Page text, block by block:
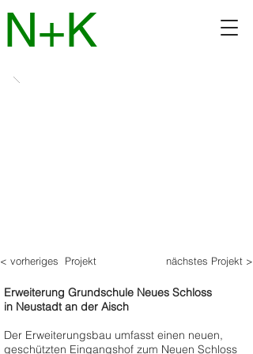
N+K
< vorheriges Projekt nächstes Projekt >
Erweiterung Grundschule Neues Schloss
in Neustadt an der Aisch
Der Erweiterungsbau umfasst einen neuen,
geschützten Eingangshof zum Neuen Schloss